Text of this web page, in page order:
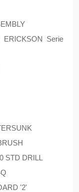
Serie
STD DRILL
'2'